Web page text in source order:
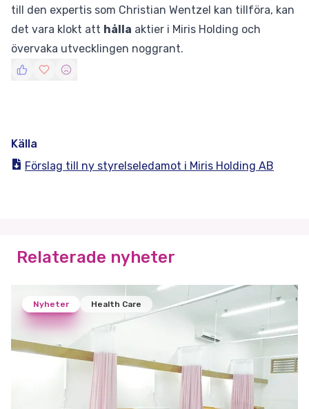
till den expertis som Christian Wentzel kan tillföra, kan
det vara klokt att hålla aktier i Miris Holding och
övervaka utvecklingen noggrant.
Källa
Förslag till ny styrelseledamot i Miris Holding AB
Relaterade nyheter
Nyheter Health Care